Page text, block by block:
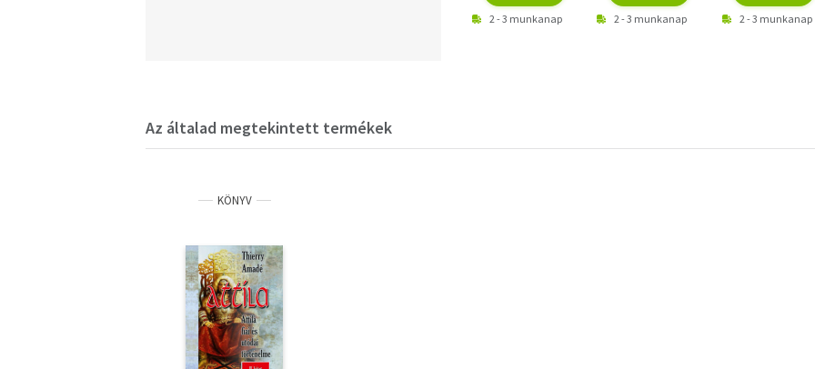
2 - 3 munkanap 2 - 3 munkanap 2 - 3 munkanap
Az általad megtekintett termékek
KÖNYV